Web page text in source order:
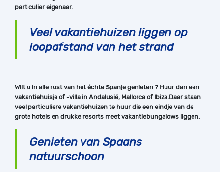
particulier eigenaar.
Veel vakantiehuizen liggen op
loopafstand van het strand
Wilt u in alle rust van het échte Spanje genieten ? Huur dan een
vakantiehuisje of -villa in Andalusië, Mallorca of Ibiza.Daar staan
veel particuliere vakantiehuizen te huur die een eindje van de
grote hotels en drukke resorts meet vakantiebungalows liggen.
Genieten van Spaans
natuurschoon